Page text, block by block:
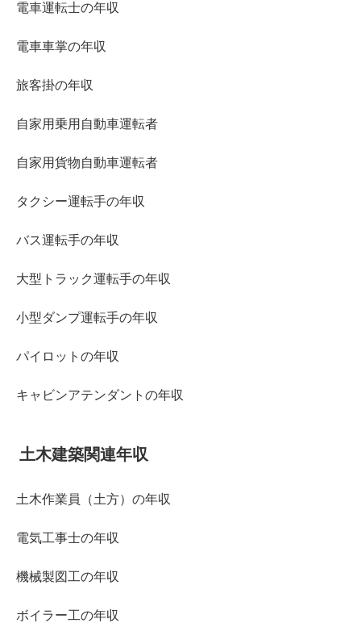
電車運転士の年収
電車車掌の年収
旅客掛の年収
自家用乗用自動車運転者
自家用貨物自動車運転者
タクシー運転手の年収
バス運転手の年収
大型トラック運転手の年収
小型ダンプ運転手の年収
パイロットの年収
キャビンアテンダントの年収
土木建築関連年収
土木作業員（土方）の年収
電気工事士の年収
機械製図工の年収
ボイラー工の年収